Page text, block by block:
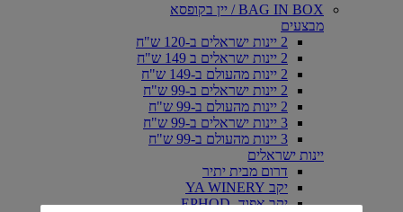
BAG IN BOX / יין בקופסא
מבצעים
2 יינות ישראלים ב-120 ש"ח
2 יינות ישראלים ב 149 ש"ח
2 יינות מהעולם ב-149 ש"ח
2 יינות ישראלים ב-99 ש"ח
2 יינות מהעולם ב-99 ש"ח
3 יינות ישראלים ב-99 ש"ח
3 יינות מהעולם ב-99 ש"ח
יינות ישראלים
דרום מבית יתיר
יקב YA WINERY
יקב אפוד- EPHOD